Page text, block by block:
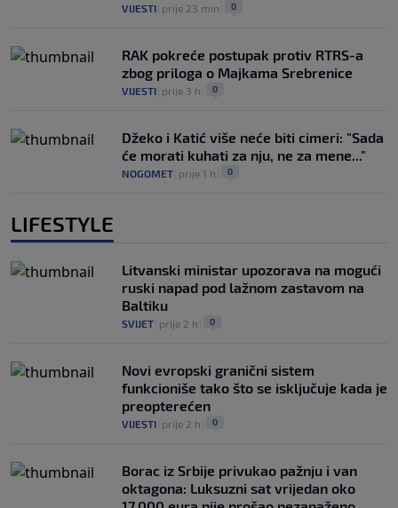
VIJESTI prije 23 min 0
RAK pokreće postupak protiv RTRS-a
zbog priloga o Majkama Srebrenice
VIJESTI prije 3 h 0
Džeko i Katić više neće biti cimeri: "Sada
će morati kuhati za nju, ne za mene..."
NOGOMET prije 1 h 0
LIFESTYLE
Litvanski ministar upozorava na mogući
ruski napad pod lažnom zastavom na
Baltiku
SVIJET prije 2 h 0
Novi evropski granični sistem
funkcioniše tako što se isključuje kada je
preopterećen
VIJESTI prije 2 h 0
Borac iz Srbije privukao pažnju i van
oktagona: Luksuzni sat vrijedan oko